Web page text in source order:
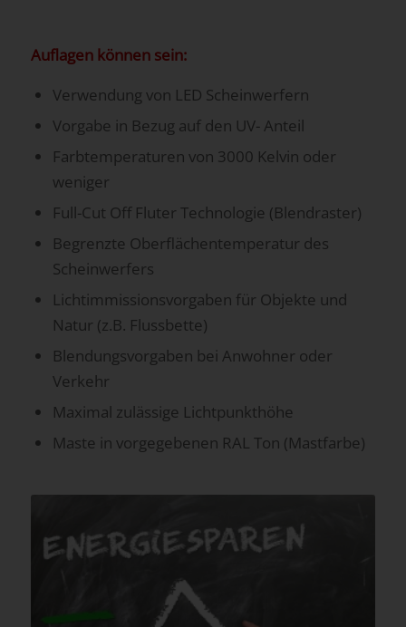
Auflagen können sein:
Verwendung von LED Scheinwerfern
Vorgabe in Bezug auf den UV- Anteil
Farbtemperaturen von 3000 Kelvin oder
weniger
Full-Cut Off Fluter Technologie (Blendraster)
Begrenzte Oberflächentemperatur des
Scheinwerfers
Lichtimmissionsvorgaben für Objekte und
Natur (z.B. Flussbette)
Blendungsvorgaben bei Anwohner oder
Verkehr
Maximal zulässige Lichtpunkthöhe
Maste in vorgegebenen RAL Ton (Mastfarbe)